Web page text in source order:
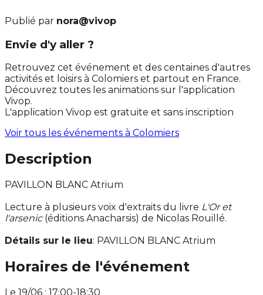
Publié par nora@vivop
Envie d'y aller ?
Retrouvez cet événement et des centaines d'autres
activités et loisirs à Colomiers et partout en France.
Découvrez toutes les animations sur l'application
Vivop.
L'application Vivop est gratuite et sans inscription
Voir tous les événements à Colomiers
Description
PAVILLON BLANC Atrium
Lecture à plusieurs voix d'extraits du livre L'Or et
l'arsenic(éditions Anacharsis) de Nicolas Rouillé.
Détails sur le lieu: PAVILLON BLANC Atrium
Horaires de l'événement
Le 19/06 : 17:00-18:30